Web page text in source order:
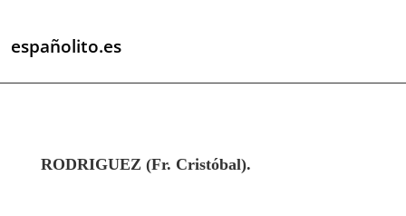
españolito.es
RODRIGUEZ (Fr. Cristóbal).